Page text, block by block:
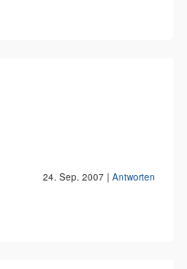
24. Sep. 2007 | Antworten